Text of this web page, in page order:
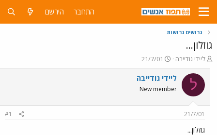
התחבר הירשם
גרושים גרושות
גוזלון...
פ
ו
ת
ח
ה
ש
א
ליידי גודייבה
פ
ו
ר
ם
21/7/01
ל ליידי גודייבה
New member
21/7/01
#1
גוזלון...